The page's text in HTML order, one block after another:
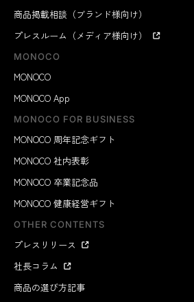
商品掲載相談（ブランド様向け）
プレスルーム（メディア様向け）
MONOCO
MONOCO
MONOCO App
MONOCO FOR BUSINESS
MONOCO 周年記念ギフト
MONOCO 社内表彰
MONOCO 卒業記念品
MONOCO 健康経営ギフト
OTHER CONTENTS
プレスリリース
社長コラム
商品の選び方記事